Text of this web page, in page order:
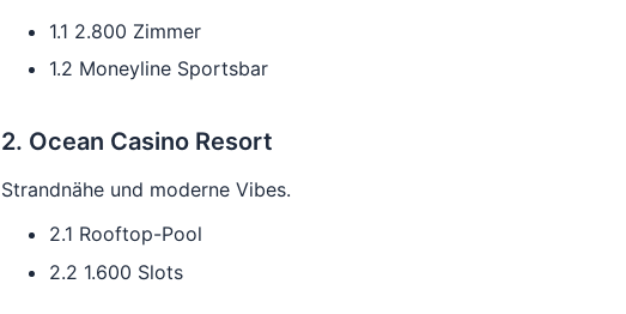
1.1 2.800 Zimmer
1.2 Moneyline Sportsbar
2. Ocean Casino Resort
Strandnähe und moderne Vibes.
2.1 Rooftop-Pool
2.2 1.600 Slots